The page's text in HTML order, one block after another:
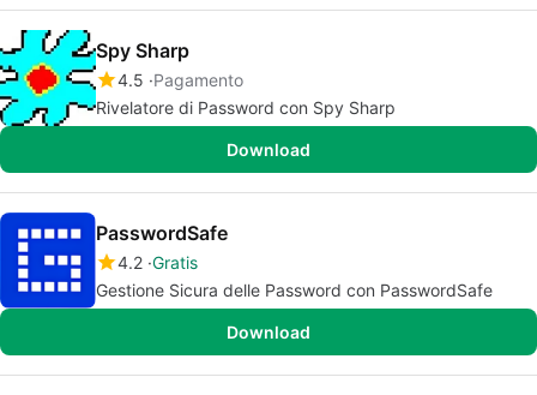
Spy Sharp
4.5 Pagamento
Rivelatore di Password con Spy Sharp
Download
PasswordSafe
4.2 Gratis
Gestione Sicura delle Password con PasswordSafe
Download